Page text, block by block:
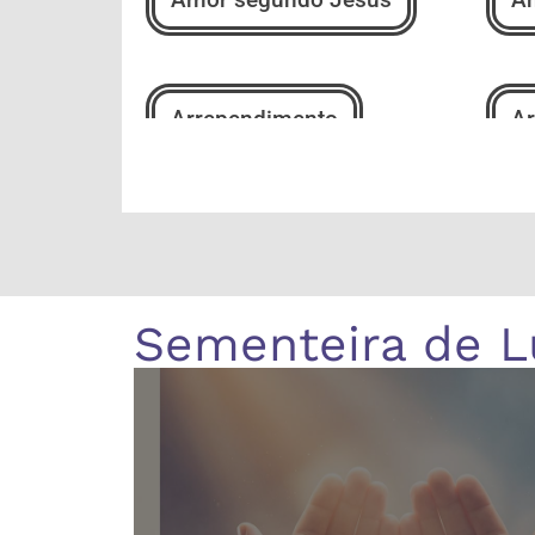
Arrependimento
Caminho Universal
Sementeira de